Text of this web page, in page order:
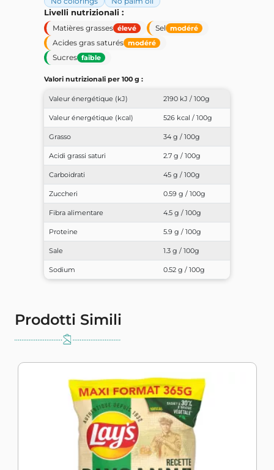
Livelli nutrizionali :
Matières grasses élevé Sel modéré
Acides gras saturés modéré
Sucres faible
Valori nutrizionali per 100 g :
Valeur énergétique (kJ) 2190 kJ / 100g
Valeur énergétique (kcal) 526 kcal / 100g
Grasso 34 g / 100g
Acidi grassi saturi 2.7 g / 100g
Carboidrati 45 g / 100g
Zuccheri 0.59 g / 100g
Fibra alimentare 4.5 g / 100g
Proteine 5.9 g / 100g
Sale 1.3 g / 100g
Sodium 0.52 g / 100g
Prodotti Simili